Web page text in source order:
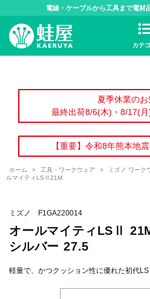
電線・ケーブルから工具まで電材
カテ
夏季休業の
最終出荷8/6(木)・8/17(
【重要】令和8年熊本地
ホーム > 工具・ワークウェア > ミズノ ワーク
ルマイティLSⅡ21M
ミズノ F1GA220014
オールマイティLSⅡ
シルバー 27.5
軽量で、かつクッション性に優れた初代LS